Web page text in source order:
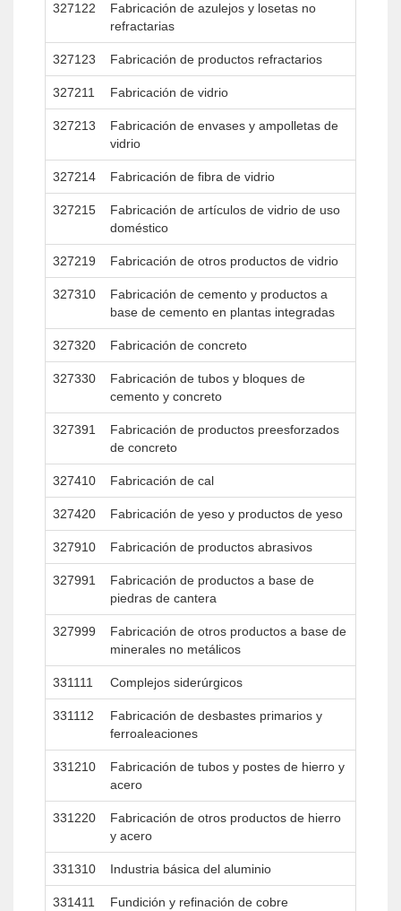
327122
Fabricación de azulejos y losetas no
refractarias
327123 Fabricación de productos refractarios
327211 Fabricación de vidrio
327213
Fabricación de envases y ampolletas de
vidrio
327214 Fabricación de fibra de vidrio
327215
Fabricación de artículos de vidrio de uso
doméstico
327219 Fabricación de otros productos de vidrio
327310
Fabricación de cemento y productos a
base de cemento en plantas integradas
327320 Fabricación de concreto
327330
Fabricación de tubos y bloques de
cemento y concreto
327391
Fabricación de productos preesforzados
de concreto
327410 Fabricación de cal
327420 Fabricación de yeso y productos de yeso
327910 Fabricación de productos abrasivos
327991
Fabricación de productos a base de
piedras de cantera
327999
Fabricación de otros productos a base de
minerales no metálicos
331111 Complejos siderúrgicos
331112
Fabricación de desbastes primarios y
ferroaleaciones
331210
Fabricación de tubos y postes de hierro y
acero
331220
Fabricación de otros productos de hierro
y acero
331310 Industria básica del aluminio
331411 Fundición y refinación de cobre